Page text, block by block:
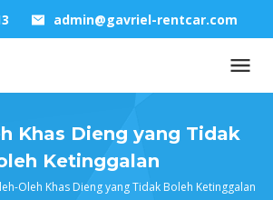
admin@gavriel-rentcar.com
Khas Dieng yang Tidak
Ketinggalan
Oleh Khas Dieng yang Tidak Boleh Ketinggalan